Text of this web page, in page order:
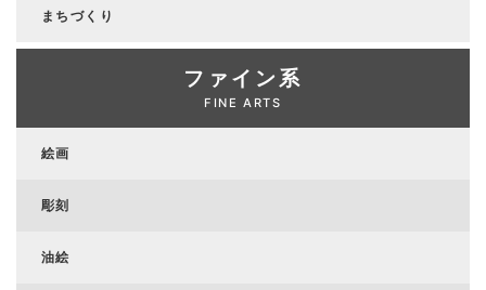
まちづくり
ファイン系
FINE ARTS
絵画
彫刻
油絵